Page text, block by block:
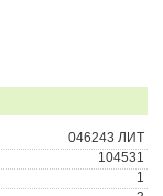
046243 ЛИТ
104531
1